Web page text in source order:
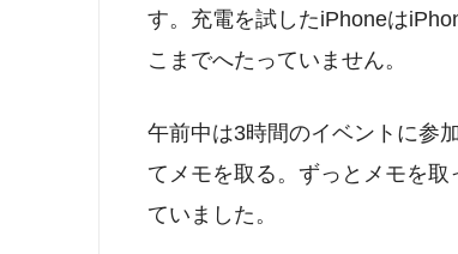
す。充電を試したiPhoneは
こまでへたっていません。
午前中は3時間のイベントに参
てメモを取る。ずっとメモを
ていました。